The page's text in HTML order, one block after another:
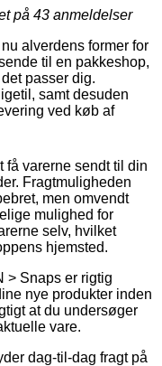
på 43 anmeldelser
alverdens former for
til en pakkeshop,
passer dig.
samt desuden
ved køb af
få varerne sendt til din
Fragtmuligheden
men omvendt
mulighed for
selv, hvilket
hjemsted.
> Snaps er rigtig
nye produkter inden
at du undersøger
vare.
dag-til-dag fragt på